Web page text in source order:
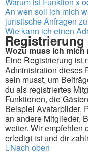
An wen soll ich mich
juristische Anfragen
Wie kann ich einen
Wozu muss ich
Eine Registrierung ist
Administration dieses
sein musst, um
du als registriertes
Funktionen, die
Beispiel Avatarbilder,
an andere Mitglieder,
weiter. Wir empfehlen
erledigt ist und dir
Nach oben